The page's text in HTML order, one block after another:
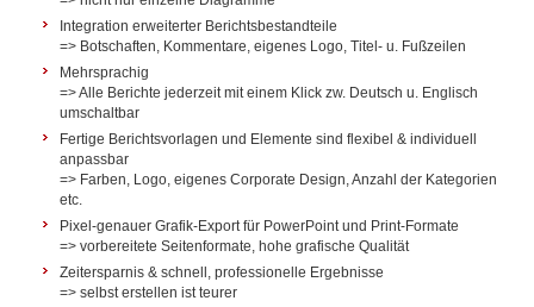
Integration erweiterter Berichtsbestandteile
=> Botschaften, Kommentare, eigenes Logo, Titel- u. Fußzeilen
Mehrsprachig
=> Alle Berichte jederzeit mit einem Klick zw. Deutsch u. Englisch
umschaltbar
Fertige Berichtsvorlagen und Elemente sind flexibel & individuell
anpassbar
=> Farben, Logo, eigenes Corporate Design, Anzahl der Kategorien
etc.
Pixel-genauer Grafik-Export für PowerPoint und Print-Formate
=> vorbereitete Seitenformate, hohe grafische Qualität
Zeitersparnis & schnell, professionelle Ergebnisse
=> selbst erstellen ist teurer